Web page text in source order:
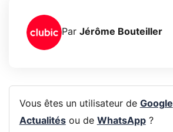
Par Jérôme Bouteiller
Vous êtes un utilisateur de Google
Actualitésou de WhatsApp?